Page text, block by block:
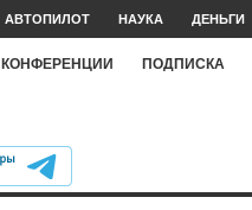
АВТОПИЛОТ НАУКА ДЕНЬГИ
КОНФЕРЕНЦИИ ПОДПИСКА